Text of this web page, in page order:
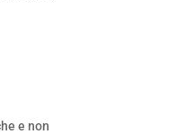
e non